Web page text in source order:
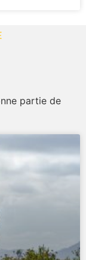
partie de